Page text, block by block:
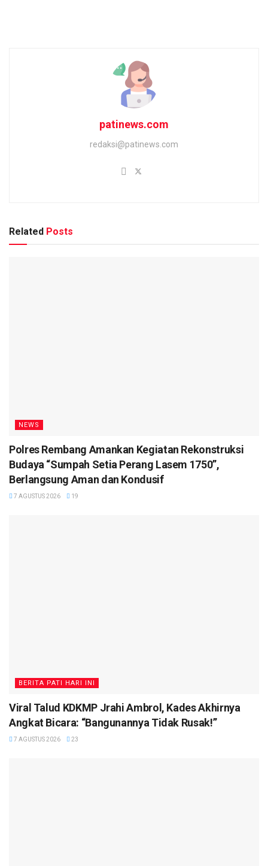
patinews.com
redaksi@patinews.com
Related Posts
NEWS
Polres Rembang Amankan Kegiatan Rekonstruksi
Budaya “Sumpah Setia Perang Lasem 1750”,
Berlangsung Aman dan Kondusif
7 AGUSTUS 2026 19
BERITA PATI HARI INI
Viral Talud KDKMP Jrahi Ambrol, Kades Akhirnya
Angkat Bicara: “Bangunannya Tidak Rusak!”
7 AGUSTUS 2026 23